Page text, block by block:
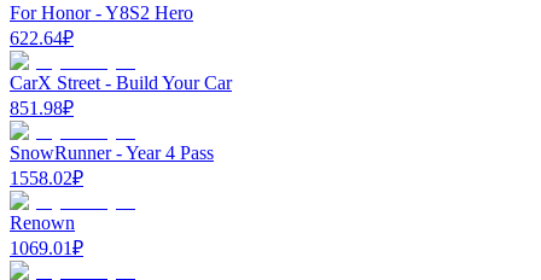
For Honor - Y8S2 Hero
622.64₽
CarX Street - Build Your Car
851.98₽
SnowRunner - Year 4 Pass
1558.02₽
Renown
1069.01₽